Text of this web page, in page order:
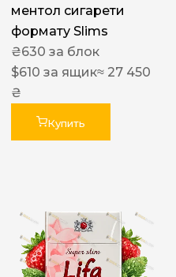
ментол сигарети
формату Slims
₴630 за блок
$610 за ящик≈ 27 450
₴
Купить